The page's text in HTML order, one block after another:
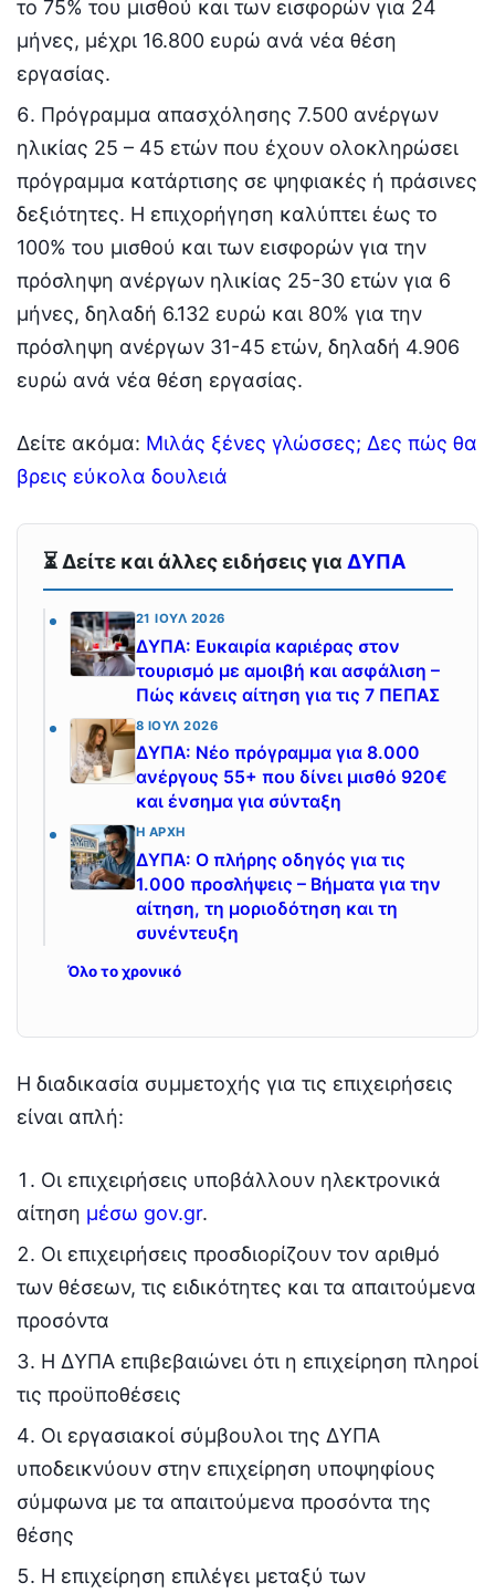
το 75% του μισθού και των εισφορών για 24
μήνες, μέχρι 16.800 ευρώ ανά νέα θέση
εργασίας.
Πρόγραμμα απασχόλησης 7.500 ανέργων
ηλικίας 25 – 45 ετών που έχουν ολοκληρώσει
πρόγραμμα κατάρτισης σε ψηφιακές ή πράσινες
δεξιότητες. Η επιχορήγηση καλύπτει έως το
100% του μισθού και των εισφορών για την
πρόσληψη ανέργων ηλικίας 25-30 ετών για 6
μήνες, δηλαδή 6.132 ευρώ και 80% για την
πρόσληψη ανέργων 31-45 ετών, δηλαδή 4.906
ευρώ ανά νέα θέση εργασίας.
Δείτε ακόμα: Μιλάς ξένες γλώσσες; Δες πώς θα
βρεις εύκολα δουλειά
⏳ Δείτε και άλλες ειδήσεις για ΔΥΠΑ
21 ΙΟΎΛ 2026
ΔΥΠΑ: Ευκαιρία καριέρας στον
τουρισμό με αμοιβή και ασφάλιση –
Πώς κάνεις αίτηση για τις 7 ΠΕΠΑΣ
8 ΙΟΎΛ 2026
ΔΥΠΑ: Νέο πρόγραμμα για 8.000
ανέργους 55+ που δίνει μισθό 920€
και ένσημα για σύνταξη
Η ΑΡΧΉ
ΔΥΠΑ: Ο πλήρης οδηγός για τις
1.000 προσλήψεις – Βήματα για την
αίτηση, τη μοριοδότηση και τη
συνέντευξη
Όλο το χρονικό
Η διαδικασία συμμετοχής για τις επιχειρήσεις
είναι απλή:
Οι επιχειρήσεις υποβάλλουν ηλεκτρονικά
αίτηση μέσω gov.gr.
Οι επιχειρήσεις προσδιορίζουν τον αριθμό
των θέσεων, τις ειδικότητες και τα απαιτούμενα
προσόντα
H ΔΥΠΑ επιβεβαιώνει ότι η επιχείρηση πληροί
τις προϋποθέσεις
Οι εργασιακοί σύμβουλοι της ΔΥΠΑ
υποδεικνύουν στην επιχείρηση υποψηφίους
σύμφωνα με τα απαιτούμενα προσόντα της
θέσης
Η επιχείρηση επιλέγει μεταξύ των